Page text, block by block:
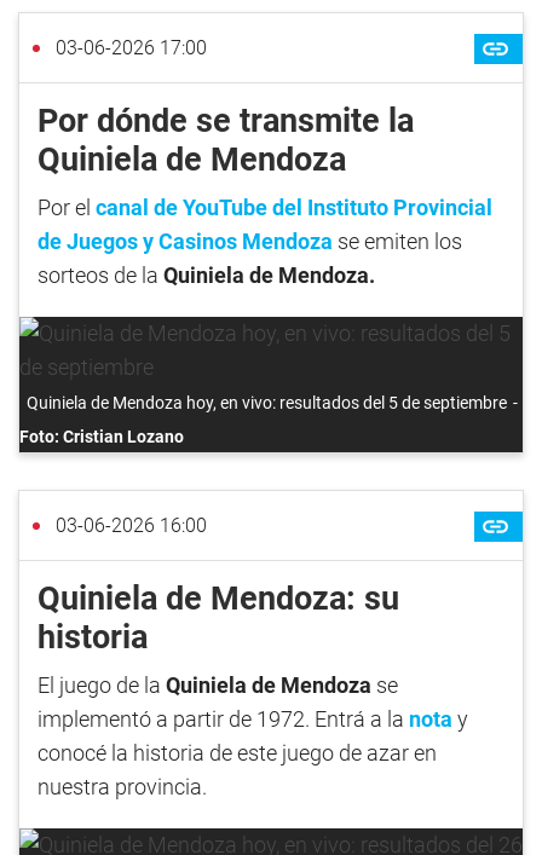
03-06-2026 17:00
Por dónde se transmite la
Quiniela de Mendoza
Por el canal de YouTube del Instituto Provincial
de Juegos y Casinos Mendoza se emiten los
sorteos de la Quiniela de Mendoza.
Quiniela de Mendoza hoy, en vivo: resultados del 5 de septiembre
Foto: Cristian Lozano
03-06-2026 16:00
Quiniela de Mendoza: su
historia
El juego de la Quiniela de Mendoza se
implementó a partir de 1972. Entrá a la nota y
conocé la historia de este juego de azar en
nuestra provincia.